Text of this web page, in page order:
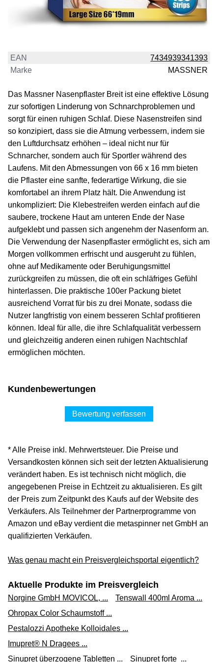
EAN
7434939341393
Marke
MASSNER
Das Massner Nasenpflaster Breit ist eine effektive Lösung
zur sofortigen Linderung von Schnarchproblemen und
sorgt für einen ruhigen Schlaf. Diese Nasenstreifen sind
so konzipiert, dass sie die Atmung verbessern, indem sie
den Luftdurchsatz erhöhen – ideal nicht nur für
Schnarcher, sondern auch für Sportler während des
Laufens. Mit den Abmessungen von 66 x 16 mm bieten
die Pflaster eine sanfte, federartige Wirkung, die sie
komfortabel an ihrem Platz hält. Die Anwendung ist
unkompliziert: Die Klebestreifen werden einfach auf die
saubere, trockene Haut am unteren Ende der Nase
aufgeklebt und passen sich angenehm der Nasenform an.
Die Verwendung der Nasenpflaster ermöglicht es, sich am
Morgen vollkommen erfrischt und ausgeruht zu fühlen,
ohne auf Medikamente oder Beruhigungsmittel
zurückgreifen zu müssen, die oft ein schläfriges Gefühl
hinterlassen. Die praktische 100er Packung bietet
ausreichend Vorrat für bis zu drei Monate, sodass die
Nutzer langfristig von einem besseren Schlaf profitieren
können. Ideal für alle, die ihre Schlafqualität verbessern
und gleichzeitig anderen einen ruhigen Nachtschlaf
ermöglichen möchten.
Kundenbewertungen
Bewertung verfassen
* Alle Preise inkl. Mehrwertsteuer. Die Preise und
Versandkosten können sich seit der letzten Aktualisierung
verändert haben. Es ist technisch nicht möglich, die
angegebenen Preise in Echtzeit zu aktualisieren. Es gilt
der Preis zum Zeitpunkt des Kaufs auf der Website des
Verkäufers. Als Teilnehmer der Partnerprogramme von
Amazon und eBay verdient die metaspinner net GmbH an
qualifizierten Verkäufen.
Was genau macht ein Preisvergleichsportal eigentlich?
Aktuelle Produkte im Preisvergleich
Norgine GmbH MOVICOL, ...
Tenswall 400ml Aroma ...
Ohropax Color Schaumstoff ...
Pestalozzi Apotheke Kolloidales ...
Imupret® N Dragees ...
Sinupret überzogene Tabletten ...
Sinupret forte ...